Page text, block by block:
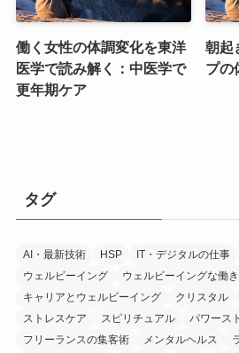
働く女性の体調変化を東洋
医学で読み解く：中医学で
更年期ケア
朝起
プの
タグ
AI・最新技術 HSP IT・デジタルの仕事
ウェルビーイング
ウェルビーイングな働
キャリアとウェルビーイング
クリスタル
ストレスケア
スピリチュアル パワース
フリーランスの集客術
メンタルヘルス